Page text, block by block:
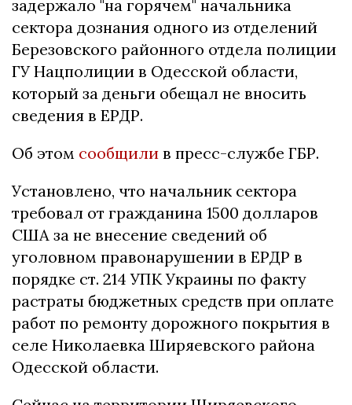
задержало "на горячем" начальника
сектора дознания одного из отделений
Березовского районного отдела полиции
ГУ Нацполиции в Одесской области,
который за деньги обещал не вносить
сведения в ЕРДР.
Об этом сообщили в пресс-службе ГБР.
Установлено, что начальник сектора
требовал от гражданина 1500 долларов
США за не внесение сведений об
уголовном правонарушении в ЕРДР в
порядке ст. 214 УПК Украины по факту
растраты бюджетных средств при оплате
работ по ремонту дорожного покрытия в
селе Николаевка Ширяевского района
Одесской области.